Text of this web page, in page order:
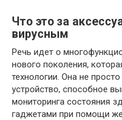
Что это за
вирусным
Речь идет о
нового поколения,
технологии. Она не
устройство, способное
мониторинга состояния
гаджетами при помощи